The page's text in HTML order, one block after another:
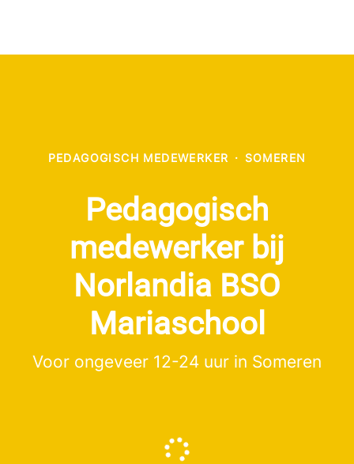
PEDAGOGISCH MEDEWERKER · SOMEREN
Pedagogisch
medewerker bij
Norlandia BSO
Mariaschool
Voor ongeveer 12-24 uur in Someren